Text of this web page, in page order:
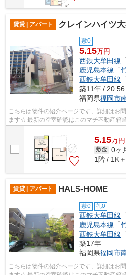
賃貸 | アパート クレインハイツ
敷0
5.15万円
西鉄大牟田線 「
鹿児島本線 「
西鉄大牟田線
築11年 / 20.56
福岡県福岡市
こちらは物件の紹介ページです、詳細はお
ます☆ 最新の空室確認はこのマチ不動産箱
5.15万円
敷金 0ヶ
1階 / 1K
賃貸 | アパート HALS-HOME
敷0 礼0
西鉄大牟田線 「
鹿児島本線 「
西鉄大牟田線
築17年
福岡県福岡市
こちらは物件の紹介ページです、詳細はお